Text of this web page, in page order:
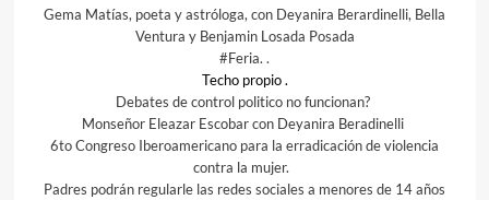
Gema Matías, poeta y astróloga, con Deyanira Berardinelli, Bella
Ventura y Benjamin Losada Posada
#Feria. .
Techo propio .
Debates de control politico no funcionan?
Monseñor Eleazar Escobar con Deyanira Beradinelli
6to Congreso Iberoamericano para la erradicación de violencia
contra la mujer.
Padres podrán regularle las redes sociales a menores de 14 años